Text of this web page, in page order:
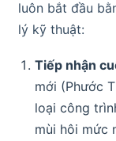
luôn bắt đầu
lý kỹ thuật:
Tiếp nhận
mới (Phước
loại công
mùi hôi mức